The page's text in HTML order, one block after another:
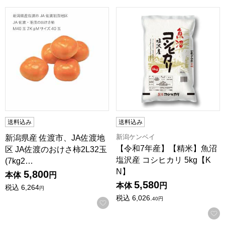
新潟県産 佐渡市、JA佐渡地区 JA佐渡のおけさ柿2L32玉
送料込み
新潟県産 佐渡市、JA佐渡地
区 JA佐渡のおけさ柿2L32玉
(7kg2…
本体 5,800円
税込 6,264円
お気に入りに登録する
送料込み
新潟ケンベイ
【令和7年産】【精米】魚沼
塩沢産 コシヒカリ 5kg【K
N】
本体 5,580円
税込 6,026.40円